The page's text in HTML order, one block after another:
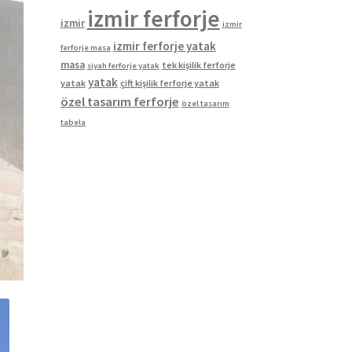
izmir izmir ferforje izmir
ferforje masa izmir ferforje yatak
masa siyah ferforje yatak tek kişilik ferforje
yatak yatak çift kişilik ferforje yatak
özel tasarım ferforje özel tasarım
tabela